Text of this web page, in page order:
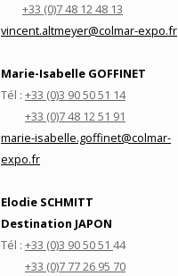
+33 (0)7 48 12 48 13
vincent.altmeyer@colmar-expo.fr
Marie-Isabelle GOFFINET
Tél : +33 (0)3 90 50 51 14
+33 (0)7 48 12 51 91
marie-isabelle.goffinet@colmar-
expo.fr
Elodie SCHMITT
Destination JAPON
Tél : +33 (0)3 90 50 51 44
+33 (0)7 77 26 95 70